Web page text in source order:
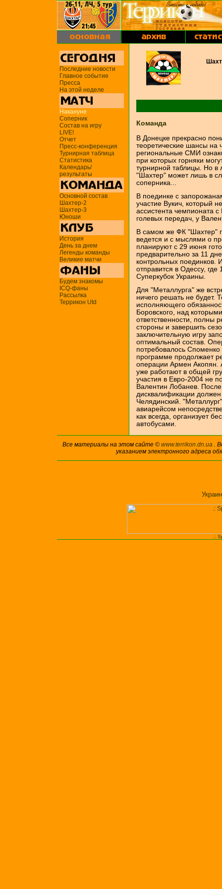
Последние новости
Главное событие
Пресса
На этой неделе
Накануне
Соперник
Состав на игру
LIVE!
Отчет
Пресс-конференция
Турнирная таблица
Статистика
Календарь/
результаты
Основной состав
Шахтер-2
Шахтер-3
Юноши
История
День за днем
Легенды команды
Великие матчи
Будем знакомы
ICQ-фаны
Рассылка
Террикон Utd
Команда
В Донецке прекрасно
теоретические шансы на
региональные СМИ
при которых горняки
турнирной таблицы. Но в
"Шахтер" может лишь в
соперника...
В поединке с
участие Вукич, который
ассистента чемпионата
голевых передач, у
В самом же ФК "Шахтер"
ведется и с мыслями о
планируют с 29 июня
предварительно за 11
контрольных поединков.
отправится в Одессу,
Суперкубок Украины.
Для "Металлурга" же
ничего решать не будет.
исполняющего
Боровского, над
ответственности, полны
стороны и завершить
заключительную игру
оптимальный состав.
потребовалось
программе продолжает
операции Армен Акопян.
уже работают в общей
участия в Евро-2004 не
Валентин Лобанев.
дисквалификации
Челядинский.
авиарейсом
как всегда, организует
автобусами.
Все материалы на этом сайте © www.terrikon.dn.ua .
указанием электронного адреса
.: